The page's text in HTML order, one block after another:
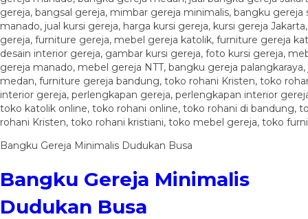
Bangku Gereja Minimalis Dudukan Busa
Bangku Gereja Minimalis
Dudukan Busa